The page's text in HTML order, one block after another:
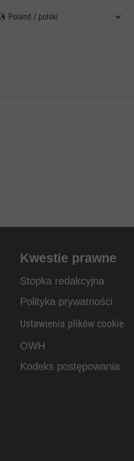
Kwestie prawne
Stopka redakcyjna
Polityka prywatności
Ustawienia plików cookie
OWH
Kodeks postępowania